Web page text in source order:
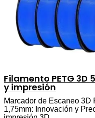
Filamento PETG 3D
y impresión
Marcador de Escaneo 3D
1,75mm: Innovación y